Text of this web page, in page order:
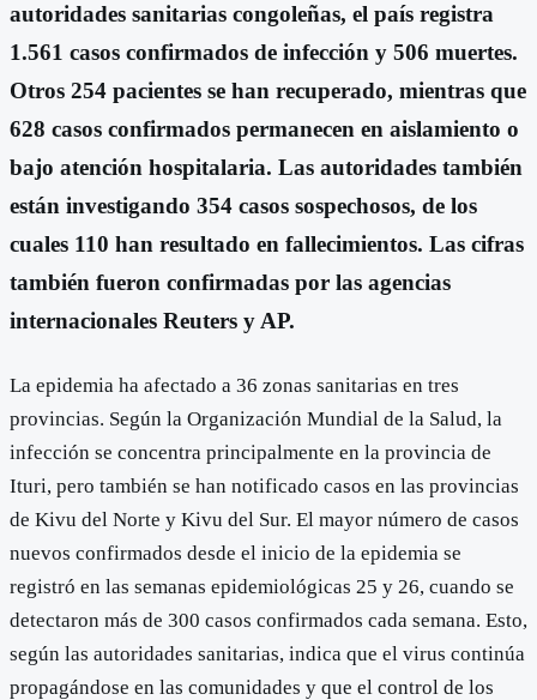
autoridades sanitarias congoleñas, el país registra
1.561 casos confirmados de infección y 506 muertes.
Otros 254 pacientes se han recuperado, mientras que
628 casos confirmados permanecen en aislamiento o
bajo atención hospitalaria. Las autoridades también
están investigando 354 casos sospechosos, de los
cuales 110 han resultado en fallecimientos. Las cifras
también fueron confirmadas por las agencias
internacionales Reuters y AP.
La epidemia ha afectado a 36 zonas sanitarias en tres
provincias. Según la Organización Mundial de la Salud, la
infección se concentra principalmente en la provincia de
Ituri, pero también se han notificado casos en las provincias
de Kivu del Norte y Kivu del Sur. El mayor número de casos
nuevos confirmados desde el inicio de la epidemia se
registró en las semanas epidemiológicas 25 y 26, cuando se
detectaron más de 300 casos confirmados cada semana. Esto,
según las autoridades sanitarias, indica que el virus continúa
propagándose en las comunidades y que el control de los